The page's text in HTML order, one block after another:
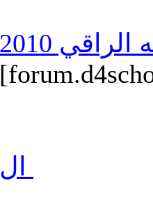
2010